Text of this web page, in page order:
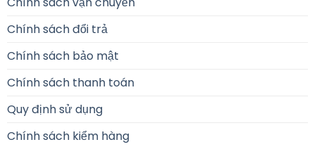
Chính sách đổi trả
Chính sách bảo mật
Chính sách thanh toán
Quy định sử dụng
Chính sách kiểm hàng